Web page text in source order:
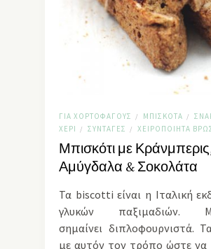
ΓΙΑ ΧΟΡΤΟΦΆΓΟΥΣ / ΜΠΙΣΚΌΤΑ /
ΧΈΡΙ
/ ΣΥΝΤΑΓΈΣ / ΧΕΙΡΟΠΟΊΗΤΑ
Μπισκότι με
Αμύγδαλα & Σοκολάτα
Τα biscotti είναι η Ιταλική
γλυκών παξιμαδιών.
σημαίνει διπλοφουρνιστά.
με αυτόν τον τρόπο ώστε